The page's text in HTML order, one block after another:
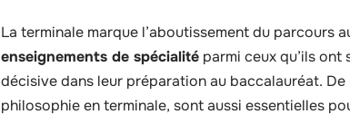
La terminale marque l’aboutissement du parcours
enseignements de spécialité parmi ceux qu’ils
décisive dans leur préparation au baccalauréat.
philosophie en terminale, sont aussi essentielles